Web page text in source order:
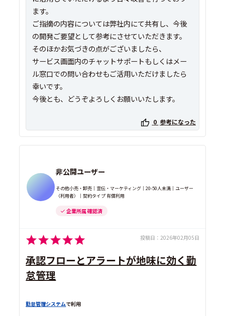
ます。
ご指摘の内容については弊社内にて共有し、今後
の開発ご要望として参考にさせていただきます。
そのほかお気づきの点がございましたら、
サービス画面内のチャットサポートもしくはメー
ル窓口での問い合わせもご活用いただけましたら
幸いです。
今後とも、どうぞよろしくお願いいたします。
0 参考になった
非公開ユーザー
その他小売・卸売｜宣伝・マーケティング｜20-50人未満｜ユーザー
（利用者）｜契約タイプ 有償利用
企業所属 確認済
投稿日： 2026年02月05日
承認フローとアラートが地味に効く勤
怠管理
勤怠管理システムで利用